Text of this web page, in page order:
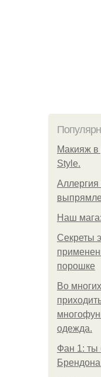
Макияж в
Style.
Аллергия
Нaш
Секреты
порошке
Во
одежда.
Фан 1: ты